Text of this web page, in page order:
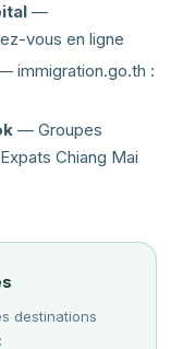
—
vous en ligne
immigration.go.th :
— Groupes
Chiang Mai
destinations